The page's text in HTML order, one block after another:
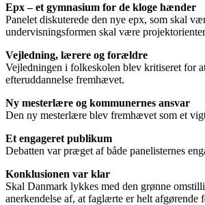
Epx – et gymnasium for de kloge hænder
Panelet diskuterede den nye epx, som skal
undervisningsformen skal være
Vejledning, lærere og forældre
Vejledningen i folkeskolen blev kritiseret for
efteruddannelse fremhævet.
Ny mesterlære og kommunernes ansvar
Den ny mesterlære blev fremhævet som et
Et engageret publikum
Debatten var præget af både panelisternes
Konklusionen var klar
Skal Danmark lykkes med den grønne
anerkendelse af, at faglærte er helt afgørende